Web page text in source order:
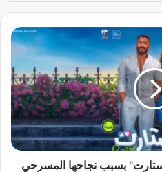
بسبب نجاحها المسرحي